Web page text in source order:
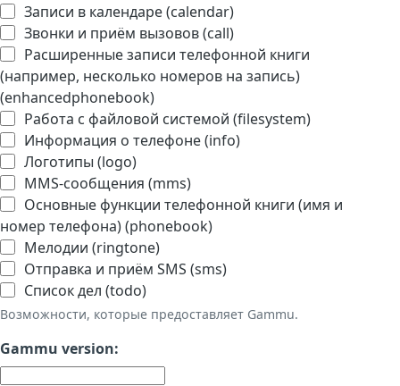
Записи в календаре (calendar)
Звонки и приём вызовов (call)
Расширенные записи телефонной книги
(например, несколько номеров на запись)
(enhancedphonebook)
Работа с файловой системой (filesystem)
Информация о телефоне (info)
Логотипы (logo)
MMS-сообщения (mms)
Основные функции телефонной книги (имя и
номер телефона) (phonebook)
Мелодии (ringtone)
Отправка и приём SMS (sms)
Список дел (todo)
Возможности, которые предоставляет Gammu.
Gammu version: